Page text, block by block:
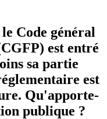
Code général
est entré
sa partie
est
Qu'apporte-
publique ?